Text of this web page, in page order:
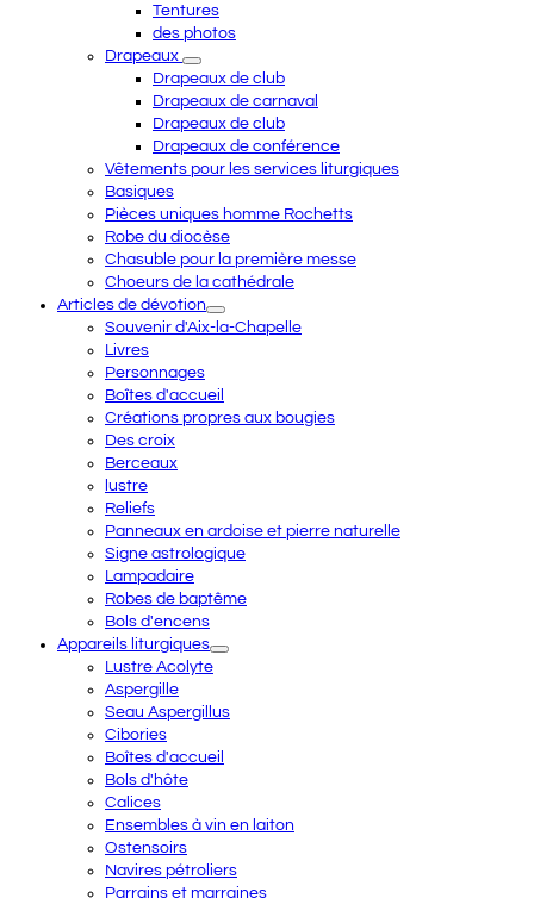
Tentures
des photos
Drapeaux
Drapeaux de club
Drapeaux de carnaval
Drapeaux de club
Drapeaux de conférence
Vêtements pour les services liturgiques
Basiques
Pièces uniques homme Rochetts
Robe du diocèse
Chasuble pour la première messe
Choeurs de la cathédrale
Articles de dévotion
Souvenir d'Aix-la-Chapelle
Livres
Personnages
Boîtes d'accueil
Créations propres aux bougies
Des croix
Berceaux
lustre
Reliefs
Panneaux en ardoise et pierre naturelle
Signe astrologique
Lampadaire
Robes de baptême
Bols d'encens
Appareils liturgiques
Lustre Acolyte
Aspergille
Seau Aspergillus
Cibories
Boîtes d'accueil
Bols d'hôte
Calices
Ensembles à vin en laiton
Ostensoirs
Navires pétroliers
Parrains et marraines